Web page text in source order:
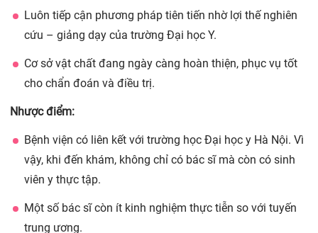
Luôn tiếp cận phương pháp tiên tiến nhờ lợi thế nghiên
cứu – giảng dạy của trường Đại học Y.
Cơ sở vật chất đang ngày càng hoàn thiện, phục vụ tốt
cho chẩn đoán và điều trị.
Nhược điểm:
Bệnh viện có liên kết với trường học Đại học y Hà Nội. Vì
vậy, khi đến khám, không chỉ có bác sĩ mà còn có sinh
viên y thực tập.
Một số bác sĩ còn ít kinh nghiệm thực tiễn so với tuyến
trung ương.